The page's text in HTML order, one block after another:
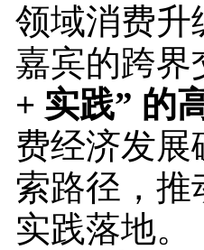
领域消费升
嘉宾的跨界
+ 实践” 的
费经济发展
索路径，推
实践落地。